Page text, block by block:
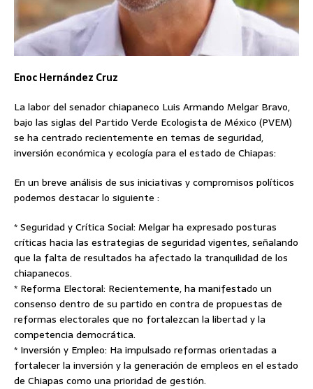
Enoc Hernández Cruz
La labor del senador chiapaneco Luis Armando Melgar Bravo,
bajo las siglas del Partido Verde Ecologista de México (PVEM)
se ha centrado recientemente en temas de seguridad,
inversión económica y ecología para el estado de Chiapas:
En un breve análisis de sus iniciativas y compromisos políticos
podemos destacar lo siguiente :
* Seguridad y Crítica Social: Melgar ha expresado posturas
críticas hacia las estrategias de seguridad vigentes, señalando
que la falta de resultados ha afectado la tranquilidad de los
chiapanecos.
* Reforma Electoral: Recientemente, ha manifestado un
consenso dentro de su partido en contra de propuestas de
reformas electorales que no fortalezcan la libertad y la
competencia democrática.
* Inversión y Empleo: Ha impulsado reformas orientadas a
fortalecer la inversión y la generación de empleos en el estado
de Chiapas como una prioridad de gestión.